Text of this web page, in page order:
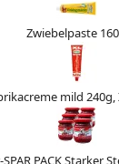
Zwiebelpaste
mild 240g,
PACK Starker